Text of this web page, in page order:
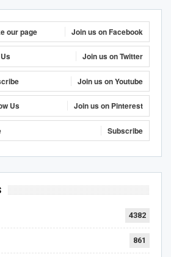
our page Join us on Facebook
Join us on Twitter
Join us on Youtube
Us Join us on Pinterest
Subscribe
4382
861